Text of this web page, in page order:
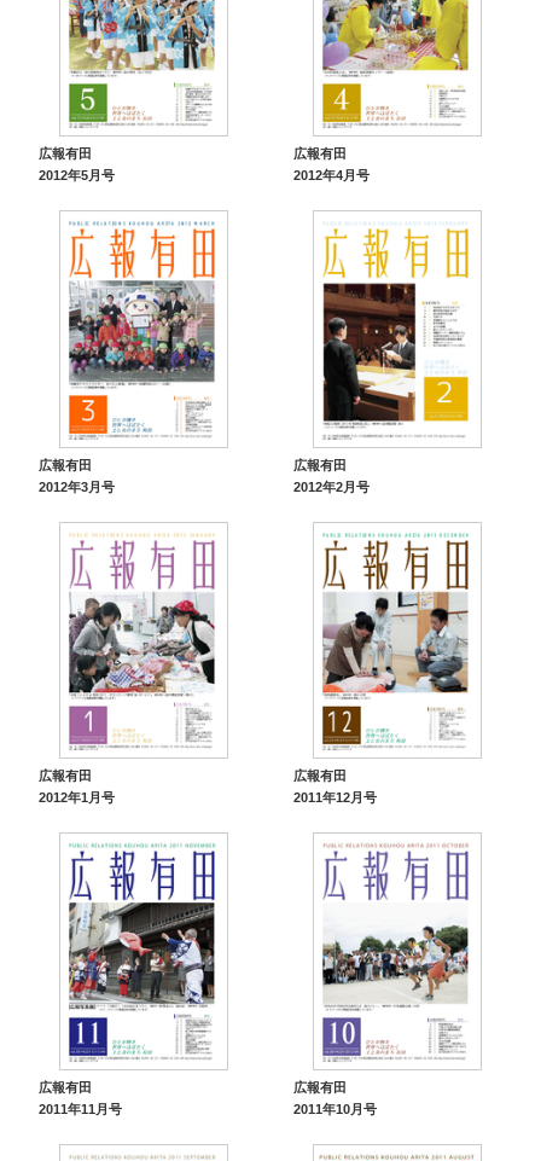
広報有田
2012年5月号
広報有田
2012年4月号
広報有田
2012年3月号
広報有田
2012年2月号
広報有田
2012年1月号
広報有田
2011年12月号
広報有田
2011年11月号
広報有田
2011年10月号